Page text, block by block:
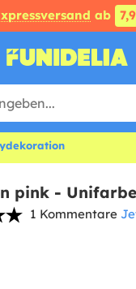
ab
pink -
1 Kommentare